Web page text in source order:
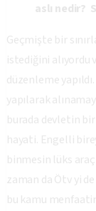
aslı nedir?
Geçmişte bir
istediğini alıyordu
düzenleme
yapılarak
burada devletin
hayati. Engelli
binmesin lüks
zaman da Ötv yi
bu kamu